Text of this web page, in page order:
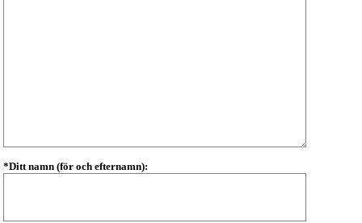
*Ditt namn (för och efternamn):